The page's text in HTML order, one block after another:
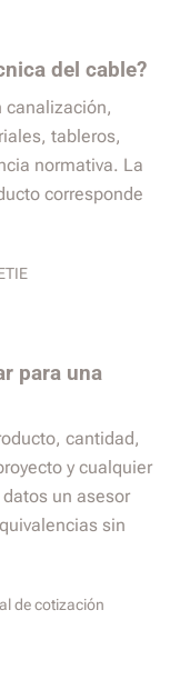
del cable?
canalización,
tableros,
normativa. La
corresponde
para una
cantidad,
y cualquier
un asesor
sin
de cotización